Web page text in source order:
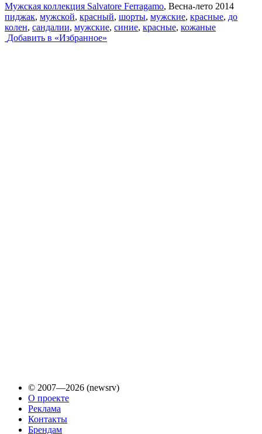
Мужская коллекция Salvatore Ferragamo, Весна-лето 2014
пиджак, мужской, красный, шорты, мужские, красные, до
колен, сандалии, мужские, синие, красные, кожаные
Добавить в «Избранное»
© 2007—2026 (newsrv)
О проекте
Реклама
Контакты
Брендам